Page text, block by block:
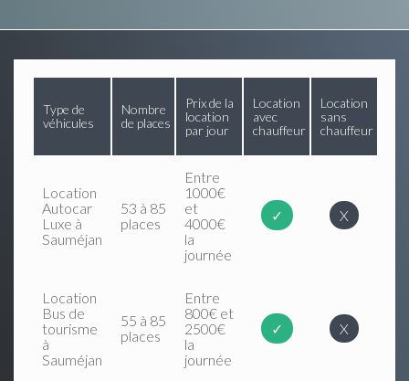
Type de
véhicules
Nombre
de places
Prix de la
location
par jour
Location
avec
chauffeur
Location
sans
chauffeur
Location
Autocar
Luxe à
Sauméjan
53 à 85
places
Entre
1000€
et
4000€
la
journée
✓ X
Location
Bus de
tourisme
à
Sauméjan
55 à 85
places
Entre
800€ et
2500€
la
journée
✓ X